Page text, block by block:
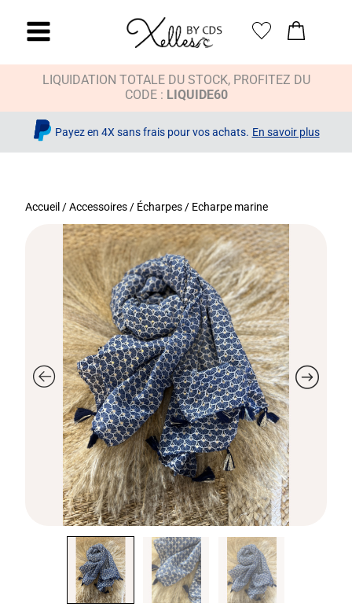
LIQUIDATION TOTALE DU STOCK, PROFITEZ DU
CODE : LIQUIDE60
Payez en 4X sans frais pour vos achats. En savoir plus
Accueil /Accessoires / Écharpes / Echarpe marine